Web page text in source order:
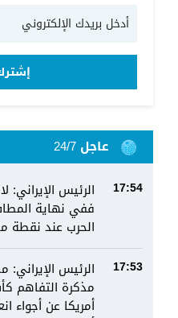
عاجل 24/7
17:54
الرئيس الإيراني:
ففي نهاية
الحرب عند نقطة
17:53
الرئيس
مذكرة التفاهم
أمريكا عن أجواء